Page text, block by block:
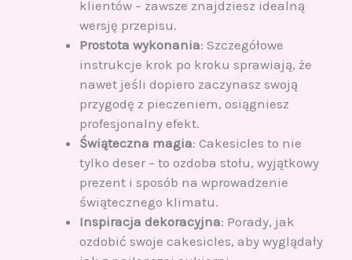
klientów – zawsze znajdziesz idealną
wersję przepisu.
Prostota wykonania: Szczegółowe
instrukcje krok po kroku sprawiają, że
nawet jeśli dopiero zaczynasz swoją
przygodę z pieczeniem, osiągniesz
profesjonalny efekt.
Świąteczna magia: Cakesicles to nie
tylko deser – to ozdoba stołu, wyjątkowy
prezent i sposób na wprowadzenie
świątecznego klimatu.
Inspiracja dekoracyjna: Porady, jak
ozdobić swoje cakesicles, aby wyglądały